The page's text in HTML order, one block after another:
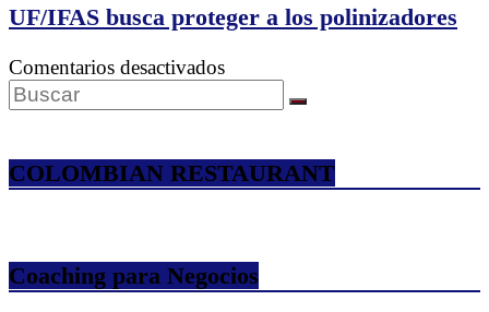
que
dejé
hacer
para
el
éxito
UF/IFAS busca proteger a los polinizadores
Comentarios desactivadosen
busca
a
los
COLOMBIAN RESTAURANT
Coaching para Negocios